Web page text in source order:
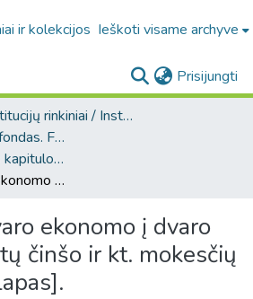
ir kolekcijos Ieškoti visame archyve
Prisijungti
5.3. Institucijų rinkiniai / Institutional collections
Vilniaus kapitulos fondas. F43
Adutiškis (Vilniaus kapitulos fondas. F43. Bažnytinės valdos)
[Adutiškio dvaro ekonomo į dvaro kasą sumokėtų činšo ir kt. mokesčių registracijos lapas].
ekonomo į dvaro
činšo ir kt. mokesčių